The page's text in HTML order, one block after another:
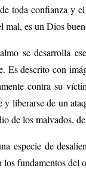
toda confianza y
mal, es un Dios
se desarrolla
Es descrito con
contra su
y liberarse de un
de los malvados,
especie de
los fundamentos del